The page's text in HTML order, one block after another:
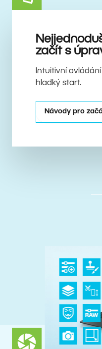
začít s
Intuitivní
hladký start.
Návody pro